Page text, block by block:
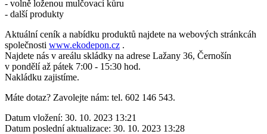
- volně loženou mulčovací kůru
- další produkty
Aktuální ceník a nabídku produktů najdete na webových stránkcáh
společnosti www.ekodepon.cz .
Najdete nás v areálu skládky na adrese Lažany 36, Černošín
v pondělí až pátek 7:00 - 15:30 hod.
Nakládku zajistíme.
Máte dotaz? Zavolejte nám: tel. 602 146 543.
Datum vložení: 30. 10. 2023 13:21
Datum poslední aktualizace: 30. 10. 2023 13:28